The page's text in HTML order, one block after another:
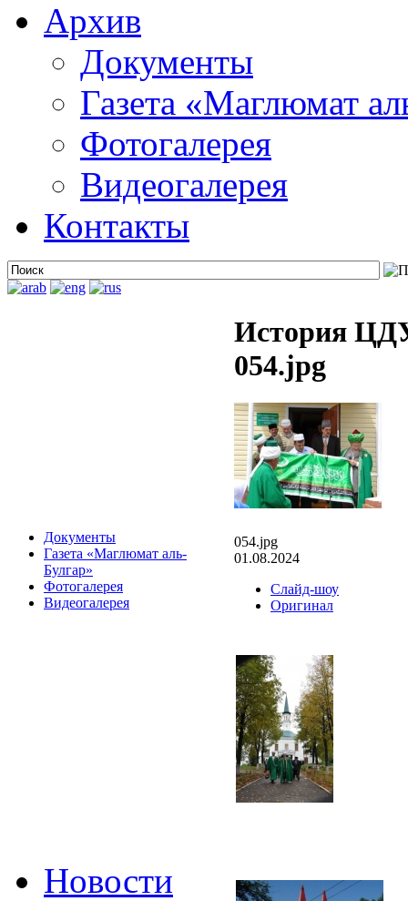
Архив
Документы
Газета «Маглюмат
Фотогалерея
Видеогалерея
Контакты
Документы
Газета «Маглюмат аль-
Булгар»
Фотогалерея
Видеогалерея
История
054.jpg
054.jpg
01.08.2024
Слайд-шоу
Оригинал
Новости